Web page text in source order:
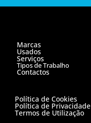
Marcas
Usados
Serviços
Tipos de Trabalho
Contactos
Política de Cookies
Política de Privacidade
Termos de Utilização